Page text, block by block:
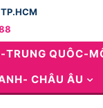
TRUNG QUÔC-
CHÂU ÂU